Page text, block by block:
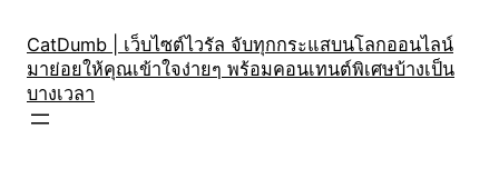
content
CatDumb | เว็บไซต์ไวรัล จับทุกกระแสบนโลกออนไลน์
มาย่อยให้คุณเข้าใจง่ายๆ พร้อมคอนเทนต์พิเศษบ้างเป็น
บางเวลา